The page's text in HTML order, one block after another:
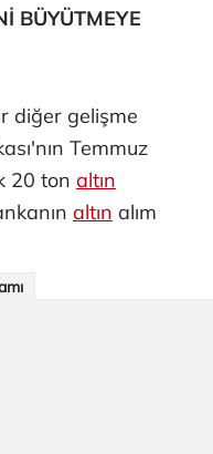
BÜYÜTMEYE
diğer gelişme
Temmuz
20 ton altın
altın alım